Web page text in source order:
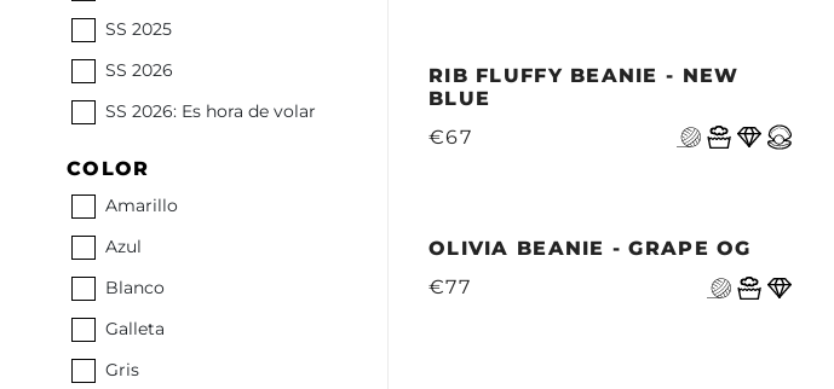
SS 2025
SS 2026
SS 2026: Es hora de volar
COLOR
Amarillo
Azul
Blanco
Galleta
Gris
RIB FLUFFY BEANIE - NEW
BLUE
€67
OLIVIA BEANIE - GRAPE OG
€77